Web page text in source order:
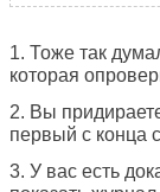
1. Тоже так
которая
2. Вы
первый с конца
3. У вас есть